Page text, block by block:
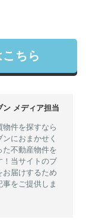
ちら
ン メディア担当
件を探すなら
におまかせく
た不動産物件を
！当サイトのブ
お届けするため
をご提供しま